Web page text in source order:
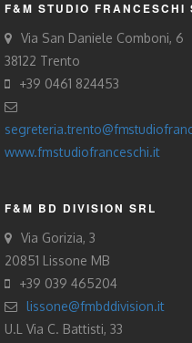
F&M STUDIO FRANCESCHI
Via San Daniele Comboni, 6
38122 Trento
+39 0461 824453
www.fmstudiofranceschi.it
F&M BD DIVISION SRL
Via Gorizia, 3
20851 Lissone MB
+39 039 465204
lissone@fmbddivision.it
U.L Via C. Battisti, 33